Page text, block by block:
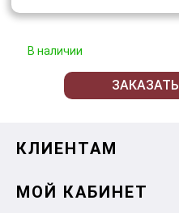
В наличии
ЗАКАЗАТЬ
КЛИЕНТАМ
МОЙ КАБИНЕТ